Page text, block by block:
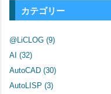
カテゴリー
@LiCLOG (9)
AI (32)
AutoCAD (30)
AutoLISP (3)